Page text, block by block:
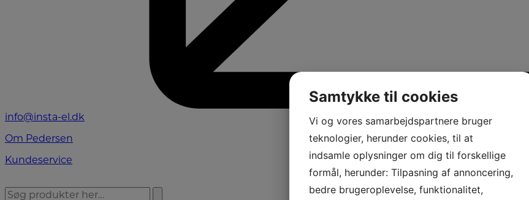
info@insta-el.dk
Om Pedersen
Kundeservice
Samtykke til cookies
Vi og vores samarbejdspartnere bruger
teknologier, herunder cookies, til at
indsamle oplysninger om dig til forskellige
formål, herunder: Tilpasning af annoncering,
bedre brugeroplevelse, funktionalitet,